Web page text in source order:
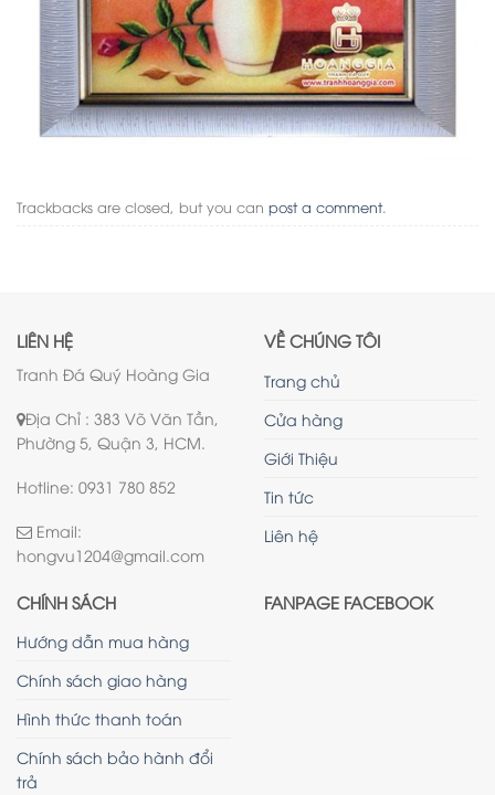
Trackbacks are closed, but you can post a comment.
LIÊN HỆ
Tranh Đá Quý Hoàng Gia
Địa Chỉ : 383 Võ Văn Tần,
Phường 5, Quận 3, HCM.
Hotline: 0931 780 852
Email:
hongvu1204@gmail.com
VỀ CHÚNG TÔI
Trang chủ
Cửa hàng
Giới Thiệu
Tin tức
Liên hệ
CHÍNH SÁCH
Hướng dẫn mua hàng
Chính sách giao hàng
Hình thức thanh toán
Chính sách bảo hành đổi
trả
FANPAGE FACEBOOK